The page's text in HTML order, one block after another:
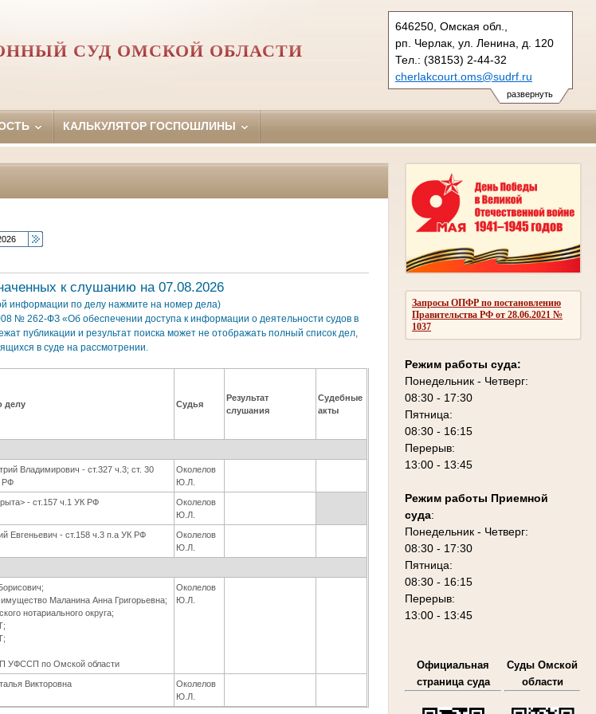
развернуть
646250, Омская обл.,
рп. Черлак, ул. Ленина, д. 120
Тел.: (38153) 2-44-32
cherlakcourt.oms@sudrf.ru
схема проезда
СУД ОМСКОЙ ОБЛАСТИ
КАЛЬКУЛЯТОР ГОСПОШЛИНЫ
Запросы ОПФР по постановлению
Правительства РФ от 28.06.2021 №
1037
Режим работы суда:
Понедельник - Четверг:
08:30 - 17:30
Пятница:
08:30 - 16:15
Перерыв:
13:00 - 13:45
Режим работы Приемной
суда:
Понедельник - Четверг:
08:30 - 17:30
Пятница:
08:30 - 16:15
Перерыв:
13:00 - 13:45
Официальная
страница суда
Суды Омской
области
к слушанию на 07.08.2026
информации по делу нажмите на номер дела)
№ 262-ФЗ «Об обеспечении доступа к информации о деятельности судов в
публикации и результат поиска может не отображать полный список дел,
в суде на рассмотрении.
делу Судья
Результат
слушания
Судебные
акты
Владимирович - ст.327 ч.3; ст. 30
РФ
Околелов
Ю.Л.
- ст.157 ч.1 УК РФ
Околелов
Ю.Л.
Евгеньевич - ст.158 ч.3 п.а УК РФ
Околелов
Ю.Л.
Маланина Анна Григорьевна;
нотариального округа;
УФССП по Омской области
Околелов
Ю.Л.
Викторовна
Околелов
Ю.Л.